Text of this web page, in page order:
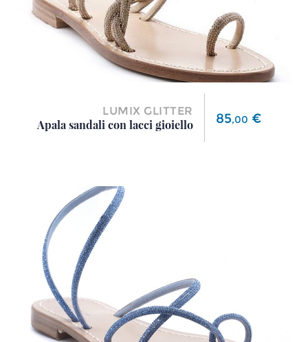
LUMIX GLITTER
Apala sandali con lacci gioiello
Prezzo
85,00 €